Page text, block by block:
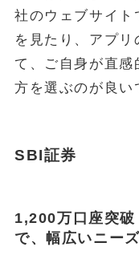
社のウェブサイト
を見たり、アプ
て、ご自身が直感
方を選ぶのが良い
SBI証券
1,200万口座突破
で、幅広いニー